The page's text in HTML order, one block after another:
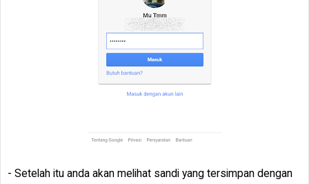
- Setelah itu anda akan melihat sandi yang tersimpan dengan